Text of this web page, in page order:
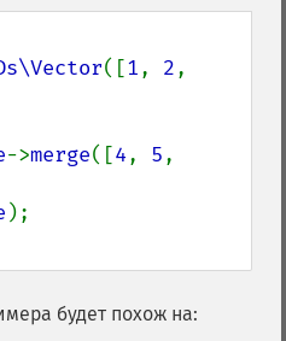
([1, 2
->merge([4, 5
будет похож на: